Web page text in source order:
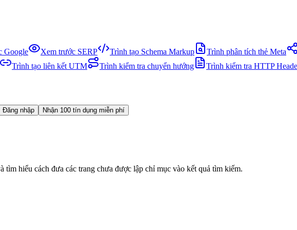
Google Xem trước SERP Trình tạo Schema Markup Trình phân tích thẻ Meta
Trình tạo liên kết UTM
Trình kiểm tra chuyển hướng Trình kiểm tra HTTP
Đăng nhập Nhận 100 tín dụng miễn phí
hiểu cách đưa các trang chưa được lập chỉ mục vào kết quả tìm kiếm.